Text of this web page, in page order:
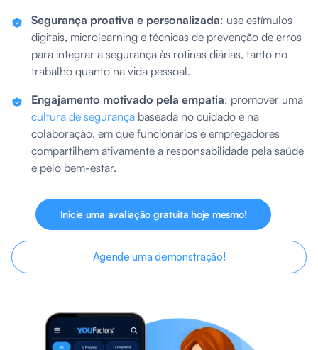
Segurança proativa e personalizada: use estímulos
digitais, microlearning e técnicas de prevenção de erros
para integrar a segurança às rotinas diárias, tanto no
trabalho quanto na vida pessoal.
Engajamento motivado pela empatia: promover uma
cultura de segurança baseada no cuidado e na
colaboração, em que funcionários e empregadores
compartilhem ativamente a responsabilidade pela saúde
e pelo bem-estar.
Agende uma demonstração!
Inicie uma avaliação gratuita hoje mesmo!